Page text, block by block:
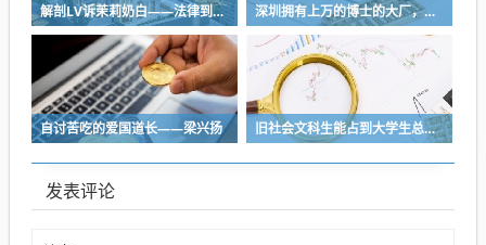
解剖LV诉茉莉奶白——法律到底是什么？ 深圳拥有上万的博士的大厂，最经典的表演就是，凌晨两三点给领导自动发邮件
自讨苦吃的爱国道长——梁兴扬 旧社会文科生能占到大学生总数的46％，理工科却不到17％
发表评论